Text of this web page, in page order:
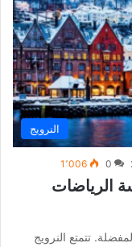
النرويج
0 1٬006
الرياضات
تتمتع النرويج